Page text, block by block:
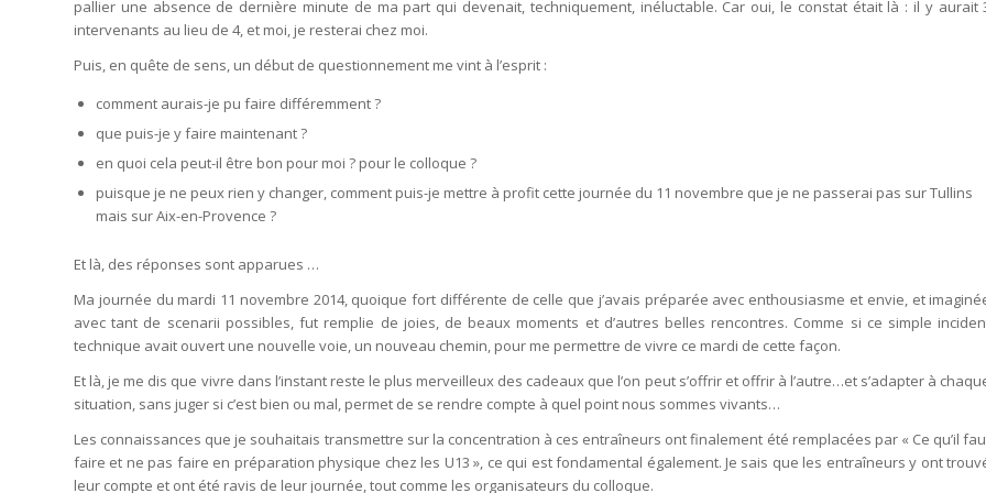
pallier une absence de dernière minute de ma part qui devenait, techniquement, inéluctable. Car oui, le constat était là : il y aurait
intervenants au lieu de 4, et moi, je resterai chez moi.
Puis, en quête de sens, un début de questionnement me vint à l’esprit :
comment aurais-je pu faire différemment ?
que puis-je y faire maintenant ?
en quoi cela peut-il être bon pour moi ? pour le colloque ?
puisque je ne peux rien y changer, comment puis-je mettre à profit cette journée du 11 novembre que je ne passerai pas sur Tullins
mais sur Aix-en-Provence ?
Et là, des réponses sont apparues …
Ma journée du mardi 11 novembre 2014, quoique fort différente de celle que j’avais préparée avec enthousiasme et envie, et
avec tant de scenarii possibles, fut remplie de joies, de beaux moments et d’autres belles rencontres. Comme si ce simple
technique avait ouvert une nouvelle voie, un nouveau chemin, pour me permettre de vivre ce mardi de cette façon.
Et là, je me dis que vivre dans l’instant reste le plus merveilleux des cadeaux que l’on peut s’offrir et offrir à l’autre…et s’adapter à
situation, sans juger si c’est bien ou mal, permet de se rendre compte à quel point nous sommes vivants…
Les connaissances que je souhaitais transmettre sur la concentration à ces entraîneurs ont finalement été remplacées par « Ce qu’il
faire et ne pas faire en préparation physique chez les U13 », ce qui est fondamental également. Je sais que les entraîneurs y ont
leur compte et ont été ravis de leur journée, tout comme les organisateurs du colloque.